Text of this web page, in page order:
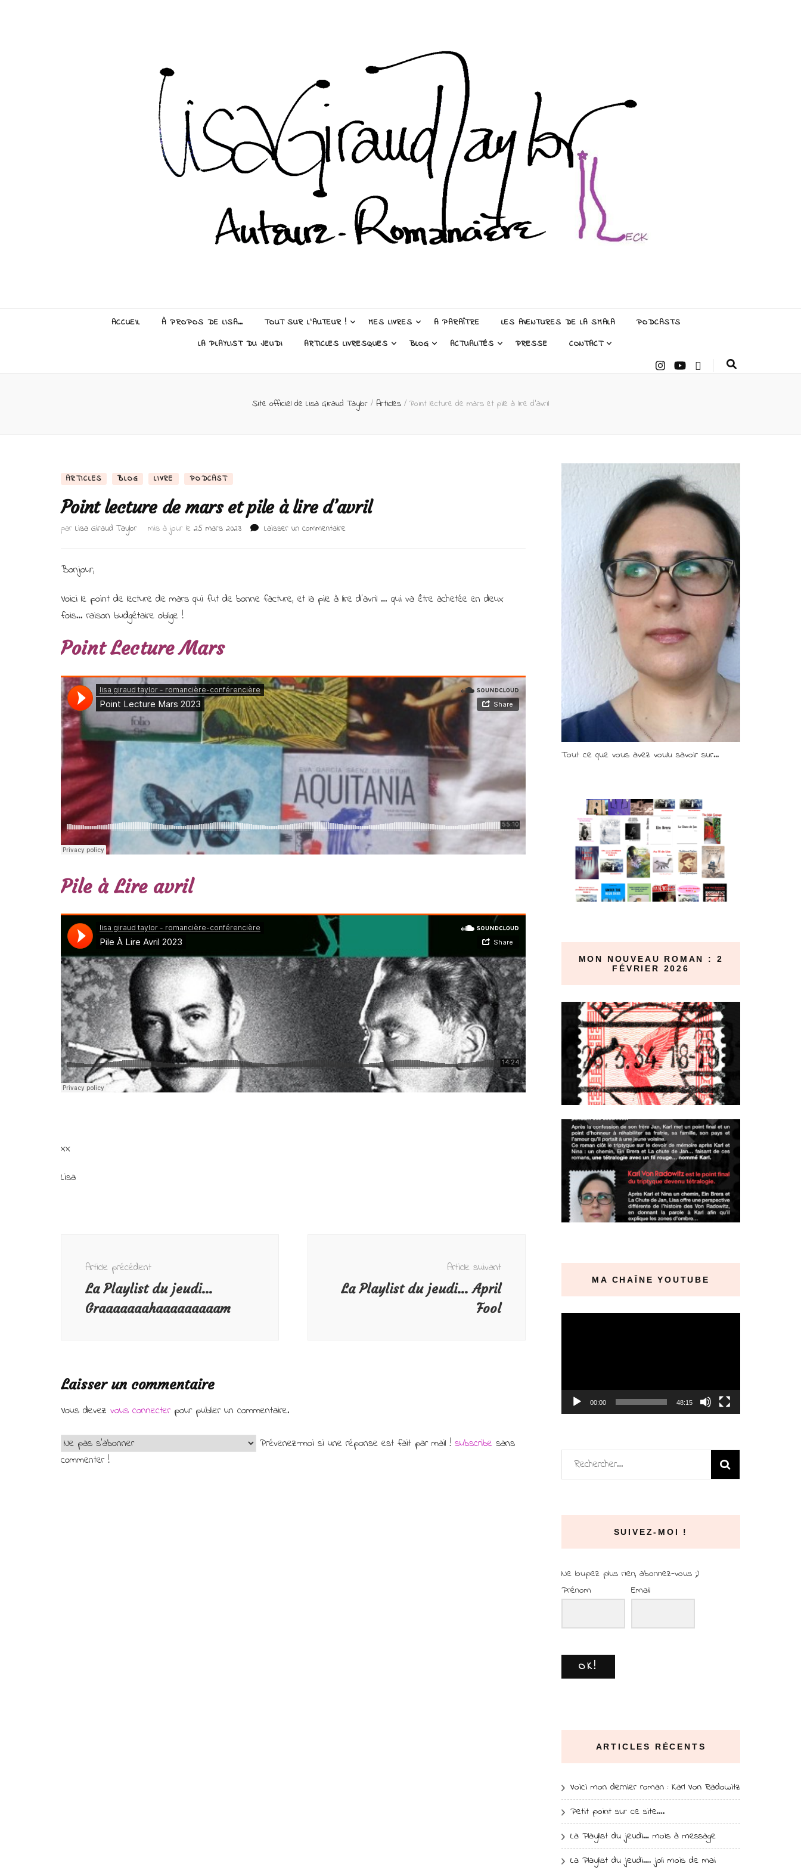
ACCUEIL À PROPOS DE LISA… TOUT SUR L’AUTEUR ! MES LIVRES A PARAÎTRE LES AVENTURES DE LA SMALA
PODCASTS
LA PLAYLIST DU JEUDI
ARTICLES LIVRESQUES BLOG ACTUALITÉS PRESSE CONTACT
Site officiel de Lisa Giraud Taylor / Articles / Point lecture de mars et pile à lire d’avril
ARTICLES BLOG LIVRE PODCAST
Point lecture de mars et pile à lire d’avril
par Lisa Giraud Taylor mis à jour le 25 mars 2023 Laisser un commentaire
pile
Bonjour,
Voici le point de lecture de mars qui fut de bonne facture, et la pile à lire d’avril … qui va être achetée en deux
fois… raison budgétaire oblige !
Point Lecture Mars
Pile à Lire avril
xx
Lisa
d'article
Article précédent
La Playlist du jeudi…
Graaaaaaahaaaaaaaaam
Article suivant
La Playlist du jeudi… April
Fool
Laisser un commentaire
Vous devez vous connecterpour publier un commentaire.
Prévenez-moi si une réponse est fait par mail ! subscribe sans
commenter !
Tout ce que vous avez voulu savoir sur...
MON NOUVEAU ROMAN : 2
FÉVRIER 2026
MA CHAÎNE YOUTUBE
00:00 48:15
Rechercher :
SUIVEZ-MOI !
Ne loupez plus rien, abonnez-vous ;)
Prénom
Email
OK!
ARTICLES RÉCENTS
Voici mon dernier roman : Karl Von Radowitz
Petit point sur ce site….
La Playlist du jeudi… mois à message
La Playlist du jeudi…. joli mois de mai